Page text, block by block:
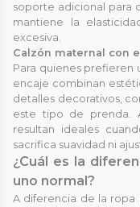
soporte adicional para
mantiene la
excesiva.
Calzón maternal con
Para quienes prefieren
encaje combinan
detalles decorativos,
este tipo de prenda.
resultan ideales
sacrifica suavidad ni
¿Cuál es la
uno normal?
A diferencia de la ropa